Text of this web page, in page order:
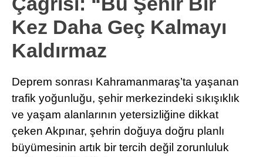
3. SAYFA
SPOR
SAĞLIK
KÜLTÜR SANAT
EKONOMİ
YAZARLAR
Kez Daha Geç Kalmayı
Kaldırmaz
Deprem sonrası Kahramanmaraş’ta yaşanan
trafik yoğunluğu, şehir merkezindeki sıkışıklık
ve yaşam alanlarının yetersizliğine dikkat
çeken Akpınar, şehrin doğuya doğru planlı
büyümesinin artık bir tercih değil zorunluluk